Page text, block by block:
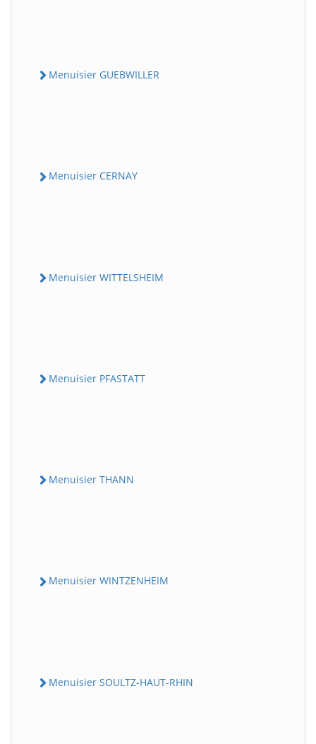
Menuisier GUEBWILLER
Menuisier CERNAY
Menuisier WITTELSHEIM
Menuisier PFASTATT
Menuisier THANN
Menuisier WINTZENHEIM
Menuisier SOULTZ-HAUT-RHIN